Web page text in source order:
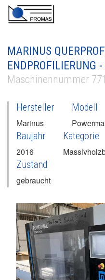
MARINUS
ENDPROFILIERUNG
Maschinennummer
Hersteller
Marinus
Modell
Baujahr
2016
Kategorie
Zustand
gebraucht